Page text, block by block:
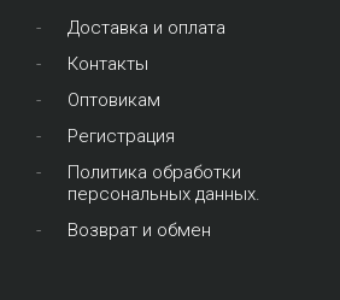
Доставка и оплата
Контакты
Оптовикам
Регистрация
Политика обработки
персональных данных.
Возврат и обмен